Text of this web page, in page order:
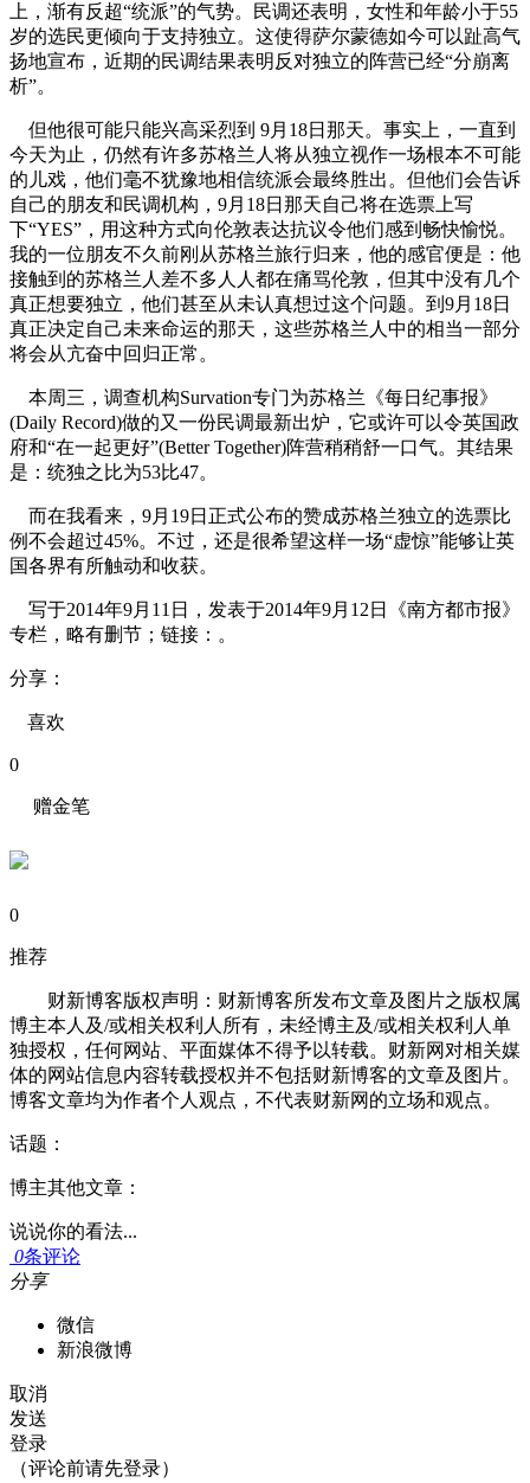
上，渐有反超“统派”的气势。民调还表明，女性和年龄小于55
岁的选民更倾向于支持独立。这使得萨尔蒙德如今可以趾高气
扬地宣布，近期的民调结果表明反对独立的阵营已经“分崩离
析”。
但他很可能只能兴高采烈到 9月 18日那天。事实上，一直到
今天为止，仍然有许多苏格兰人将从独立视作一场根本不可能
的儿戏，他们毫不犹豫地相信统派会最终胜出。但他们会告诉
自己的朋友和民调机构， 9月 18日那天自己将在选票上写
下“YES”，用这种方式向伦敦表达抗议令他们感到畅快愉悦。
我的一位朋友不久前刚从苏格兰旅行归来，他的感官便是：他
接触到的苏格兰人差不多人人都在痛骂伦敦，但其中没有几个
真正想要独立，他们甚至从未认真想过这个问题。到 9月 18日
真正决定自己未来命运的那天，这些苏格兰人中的相当一部分
将会从亢奋中回归正常。
本周三，调查机构Survation专门为苏格兰《每日纪事报》
(Daily Record)做的又一份民调最新出炉，它或许可以令英国政
府和“在一起更好”(Better Together)阵营稍稍舒一口气。其结果
是：统独之比为53比47。
而在我看来， 9月 19日正式公布的赞成苏格兰独立的选票比
例不会超过45%。不过，还是很希望这样一场“虚惊”能够让英
国各界有所触动和收获。
写于2014年9月 11 日，发表于2014年9月 12日《南方都市报》
专栏，略有删节；链接： 。
分享：
喜欢
0
赠金笔
0
推荐
财新博客版权声明：财新博客所发布文章及图片之版权属
博主本人及/或相关权利人所有，未经博主及/或相关权利人单
独授权，任何网站、平面媒体不得予以转载。财新网对相关媒
体的网站信息内容转载授权并不包括财新博客的文章及图片。
博客文章均为作者个人观点，不代表财新网的立场和观点。
话题：
博主其他文章：
说说你的看法...
0条评论
分享
微信
新浪微博
取消
发送
登录
（评论前请先登录）